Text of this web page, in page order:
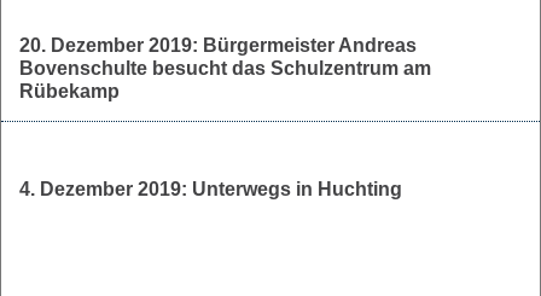
20. Dezember 2019: Bürgermeister Andreas
Bovenschulte besucht das Schulzentrum am
Rübekamp
4. Dezember 2019: Unterwegs in Huchting